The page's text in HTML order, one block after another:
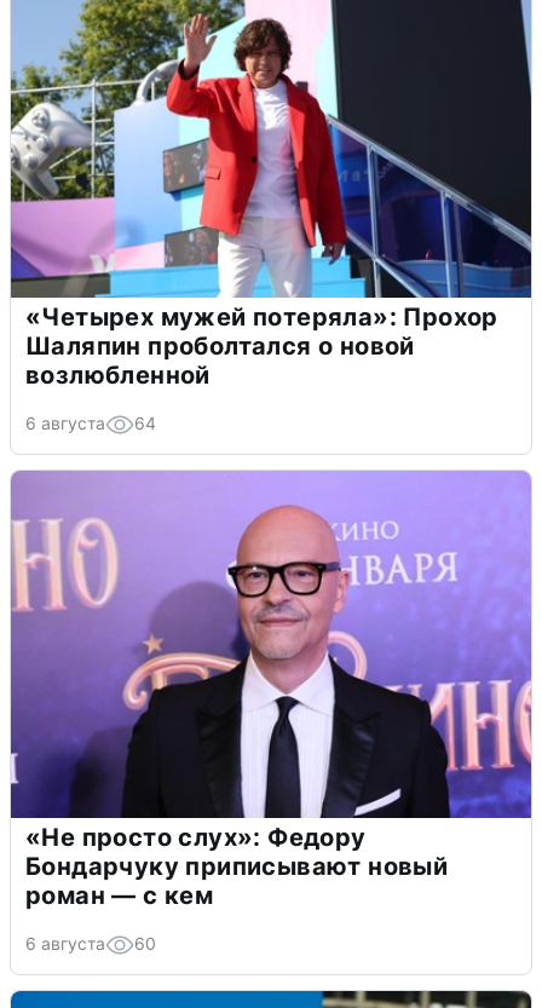
«Четырех мужей потеряла»: Прохор
Шаляпин проболтался о новой
возлюбленной
6 августа 64
«Не просто слух»: Федору
Бондарчуку приписывают новый
роман — с кем
6 августа 60